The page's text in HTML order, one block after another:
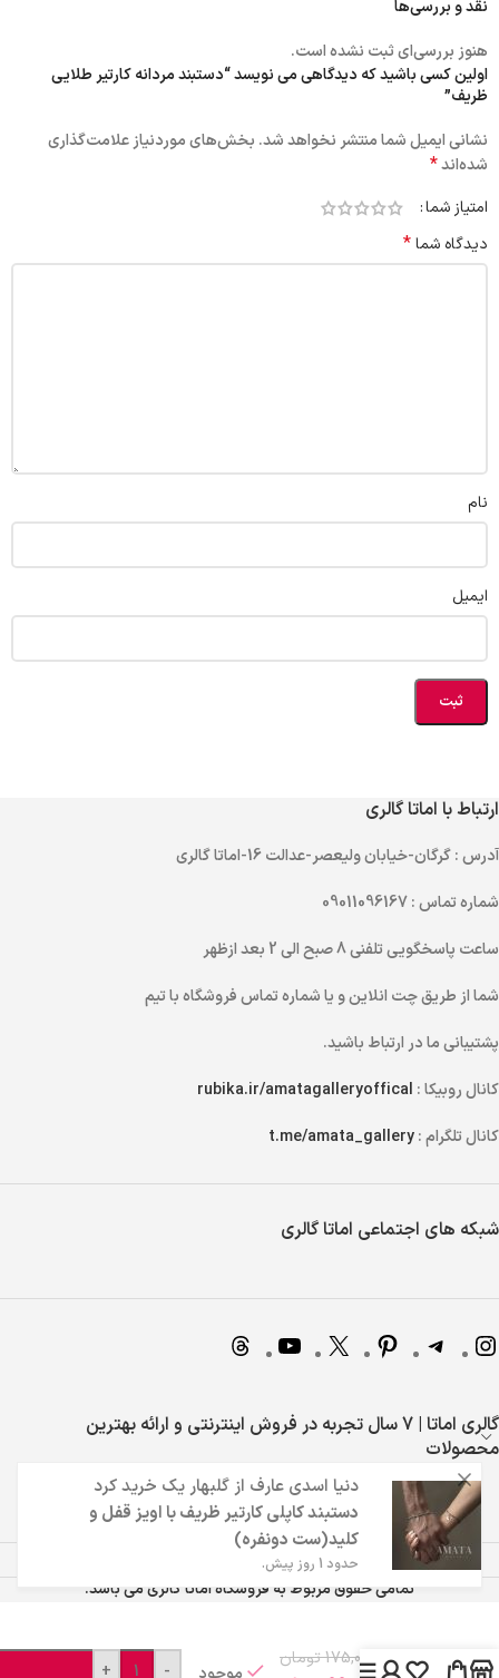
نقد و بررسی‌ها
هنوز بررسی‌ای ثبت نشده است.
اولین کسی باشید که دیدگاهی می نویسد “دستبند مردانه کارتیر طلایی
ظریف”
نشانی ایمیل شما منتشر نخواهد شد. بخش‌های موردنیاز علامت‌گذاری
شده‌اند*
امتیاز شما
دیدگاه شما*
نام
ایمیل
ارتباط با اماتا گالری
آدرس: گرگان-خیابان ولیعصر-عدالت 16-اماتا گالری
شماره تماس: 09011096167
ساعت پاسخگویی تلفنی
شما از طریقچت انلاینو یاشماره تماسفروشگاه با تیم
پشتیبانی ما در ارتباط باشید.
کانال روبیکا : rubika.ir/amatagalleryoffical
کانال تلگرام :t.me/amata_gallery
شبکه های اجتماعی اماتا گالری
گالری اماتا | 7 سال تجربه در فروش اینترنتی و ارائه بهترین
محصولات
تمامی حقوق مربوط به فروشگاه اماتا گالری می باشد.
کارتیر
175,000تومان
-
+
دنیا اسدی عارف ازگلبهاریک خرید کرد
دستبند کاپلی کارتیر ظریف با اویز قفل و
کلید(ست دونفره)
حدود 1 روز پیش.